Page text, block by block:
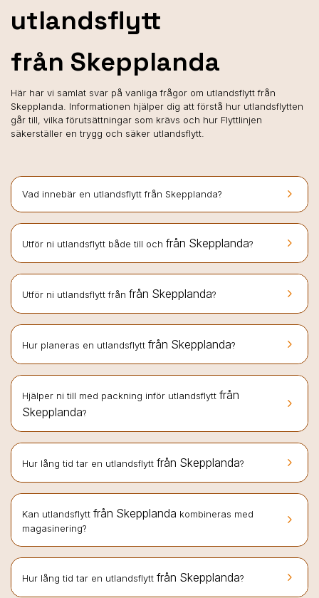
utlandsflytt
från Skepplanda
Här har vi samlat svar på vanliga frågor om utlandsflytt från
Skepplanda. Informationen hjälper dig att förstå hur utlandsflytten
går till, vilka förutsättningar som krävs och hur Flyttlinjen
säkerställer en trygg och säker utlandsflytt.
keyboard_arrow_right
Vad innebär en utlandsflytt från Skepplanda?
keyboard_arrow_right
Utför ni utlandsflytt både till och från Skepplanda?
keyboard_arrow_right
Utför ni utlandsflytt från från Skepplanda?
keyboard_arrow_right
Hur planeras en utlandsflytt från Skepplanda?
keyboard_arrow_right
Hjälper ni till med packning inför utlandsflytt från
Skepplanda?
keyboard_arrow_right
Hur lång tid tar en utlandsflytt från Skepplanda?
keyboard_arrow_right
Kan utlandsflytt från Skepplanda kombineras med
magasinering?
keyboard_arrow_right
Hur lång tid tar en utlandsflytt från Skepplanda?